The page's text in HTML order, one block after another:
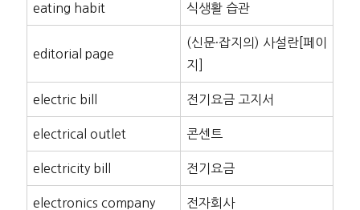
eating habit 식생활 습관
editorial page
(신문·잡지의) 사설란[페이
지]
electric bill 전기요금 고지서
electrical outlet 콘센트
electricity bill 전기요금
electronics company 전자회사